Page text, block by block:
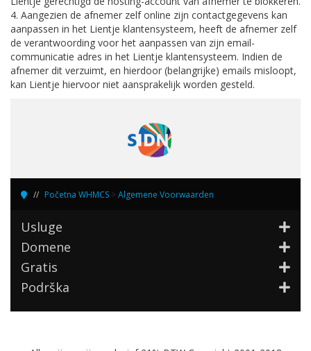
4. Aangezien de afnemer zelf online zijn contactgegevens kan
aanpassen in het Lientje klantensysteem, heeft de afnemer zelf
de verantwoording voor het aanpassen van zijn email-
communicatie adres in het Lientje klantensysteem. Indien de
afnemer dit verzuimt, en hierdoor (belangrijke) emails misloopt,
kan Lientje hiervoor niet aansprakelijk worden gesteld.
Početna WHMCS > Algemene Voorwaarden
Usluge
Domene
Gratis
Podrška